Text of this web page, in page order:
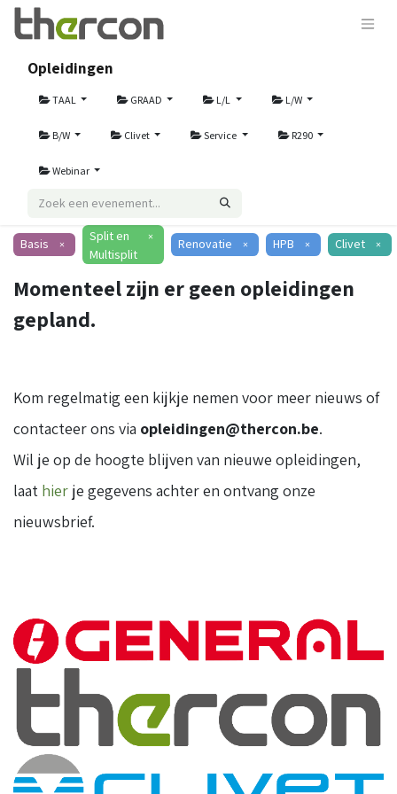
Opleidingen
TAAL GRAAD L/L L/W
B/W Clivet Service R290
Webinar
Basis ×
Split en
Multisplit
× Renovatie × HPB × Clivet ×
Momenteel zijn er geen opleidingen
gepland.
Kom regelmatig een kijkje nemen voor meer nieuws of
contacteer ons via opleidingen@thercon.be.
Wil je op de hoogte blijven van nieuwe opleidingen,
laat hier je gegevens achter en ontvang onze
nieuwsbrief.